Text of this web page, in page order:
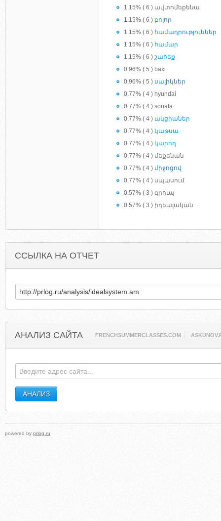
1.15% ( 6 ) ավտոմեքենա
1.15% ( 6 ) բոլոր
1.15% ( 6 ) համադրություններ
1.15% ( 6 ) համար
1.15% ( 6 ) շահեք
0.96% ( 5 ) baxi
0.96% ( 5 ) սալիկներ
0.77% ( 4 ) hyundai
0.77% ( 4 ) sonata
0.77% ( 4 ) ակցիաներ
0.77% ( 4 ) կաթսա
0.77% ( 4 ) կարող
0.77% ( 4 ) մեքենան
0.77% ( 4 ) միջոցով
0.77% ( 4 ) սպասում
0.57% ( 3 ) գրուպ
0.57% ( 3 ) իդեալական
ССЫЛКА НА ОТЧЕТ
АНАЛИЗ САЙТА FRENCHSUMMERCLASSES.COM
powered by prlog.ru